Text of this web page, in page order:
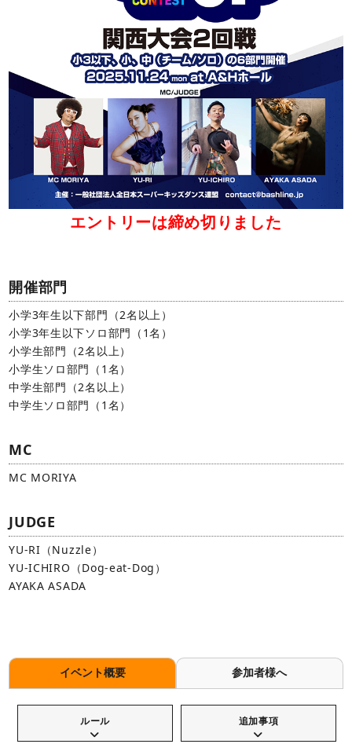
開催部門
小学3年生以下部門（2名以上）
小学3年生以下ソロ部門（1名）
小学生部門（2名以上）
小学生ソロ部門（1名）
中学生部門（2名以上）
中学生ソロ部門（1名）
MC
MC MORIYA
JUDGE
YU-RI（Nuzzle）
YU-ICHIRO（Dog-eat-Dog）
AYAKA ASADA
エントリーは締め切りました
イベント概要 参加者様へ
ルール 追加事項